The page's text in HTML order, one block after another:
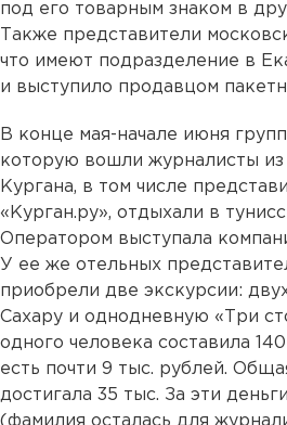
под его товарным знаком в
Также представители
что имеют подразделение в
и выступило продавцом
В конце мая-начале июня
которую вошли журналисты из
Кургана, в том числе
«Курган.ру», отдыхали в
Оператором выступала
У ее же отельных
приобрели две экскурсии:
Сахару и однодневную «Три
одного человека составила
есть почти 9 тыс. рублей.
достигала 35 тыс. За эти
(фамилия осталась для